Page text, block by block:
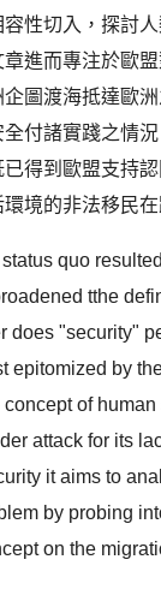
性切入，探討
進而專注於歐
圖渡海抵達歐
付諸實踐之情況
已得到歐盟支持
境的非法移民
quo
tthe
does "security"
epitomized by
of human
attack for its
it aims to
by probing
on the